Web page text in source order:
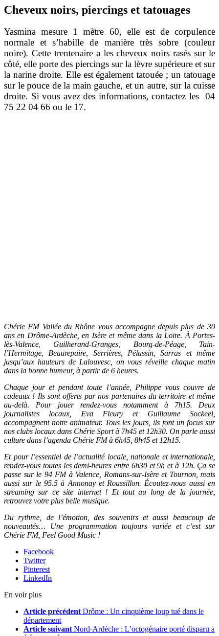
Cheveux noirs, piercings et tatouages
Yasmina mesure 1 mètre 60, elle est de corpulence
normale et s’habille de manière très sobre (couleur
noire). Cette trentenaire a les cheveux noirs rasés sur le
côté, elle porte des piercings sur la lèvre supérieure et sur
la narine droite. Elle est également tatouée ; un tatouage
sur le pouce de la main gauche, et un autre, sur la cuisse
droite. Si vous avez des informations, contactez les 04
75 22 04 66 ou le 17.
Chérie FM Vallée du Rhône vous accompagne depuis plus de 30
ans en Drôme-Ardèche, en Isère et même dans la Loire. À Portes-
lès-Valence, Guilherand-Granges, Bourg-de-Péage, Tain-
l’Hermitage, Beaurepaire, Serrières, Pélussin, Sarras et même
jusqu’aux hauteurs de Lalouvesc, on vous réveille chaque matin
dans la bonne humeur, à partir de 6 heures.
Chaque jour et pendant toute l’année, Philippe vous couvre de
cadeaux ! Ils sont offerts par nos partenaires du territoire et même
au-delà. Pour jouer rendez-vous notamment à 7h15. Deux
journalistes locaux, Eva Fleury et Guillaume Sockeel,
accompagnent notre animateur. Tous les jours, ils font un focus sur
nos clubs locaux dans Chérie Sport à 7h45 et 12h30. On parle aussi
culture dans l’agenda Chérie FM à 6h45, 8h45 et 12h15.
Et pour l’essentiel de l’actualité locale, nationale et internationale,
rendez-vous toutes les demi-heures entre 6h30 et 9h et à 12h. Ça se
passe sur le 94 FM à Valence, Romans-sur-Isère et Tournon, mais
aussi sur le 95.5 à Annonay et Roussillon. Écoutez-nous aussi en
streaming sur ce site internet ! Et tout au long de la journée,
retrouvez votre plus belle musique.
Du rythme, de l’émotion, des souvenirs et aussi beaucoup de
nouveautés… Une programmation toujours variée et c’est sur
Chérie FM, Feel Good Music !
Facebook
Twitter
Pinterest
LinkedIn
En voir plus
Article précédent Drôme : Un cinquième loup tué dans le
département
Article suivant Nord-Ardèche : L’octogénaire porté disparu a